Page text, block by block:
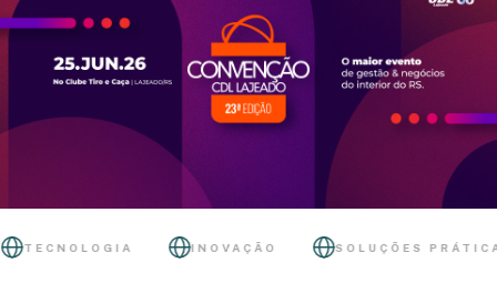
TECNOLOGIA INOVAÇÃO SOLUÇÕES PRÁTICAS